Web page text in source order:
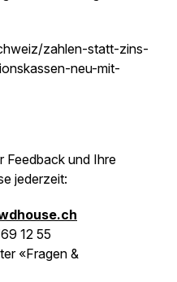
zahlen-statt-zins-
neu-mit-
Feedback und Ihre
jederzeit:
12 55
«Fragen &